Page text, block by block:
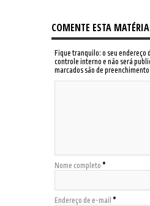
COMENTE ESTA MATÉRIA
Fique tranquilo: o seu endereço
controle interno e não será
marcados são de
Nome completo *
Endereço de e-mail *